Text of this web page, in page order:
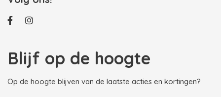
Blijf op de hoogte
Op de hoogte blijven van de laatste acties en kortingen?